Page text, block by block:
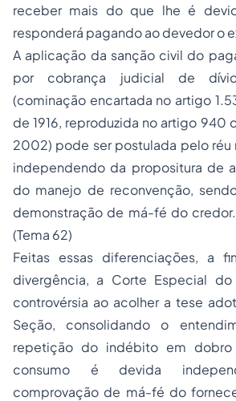
receber mais do que lhe é
responderá pagando ao devedor o
A aplicação da sanção civil do
por cobrança judicial de
(cominação encartada no artigo
de 1916, reproduzida no artigo 940
2002) pode ser postulada pelo réu
independendo da propositura de
do manejo de reconvenção,
demonstração de má-fé do credor."
(Tema 62)
Feitas essas diferenciações, a
divergência, a Corte Especial do
controvérsia ao acolher a tese
Seção, consolidando o
repetição do indébito em dobro
consumo é devida
comprovação de má-fé do